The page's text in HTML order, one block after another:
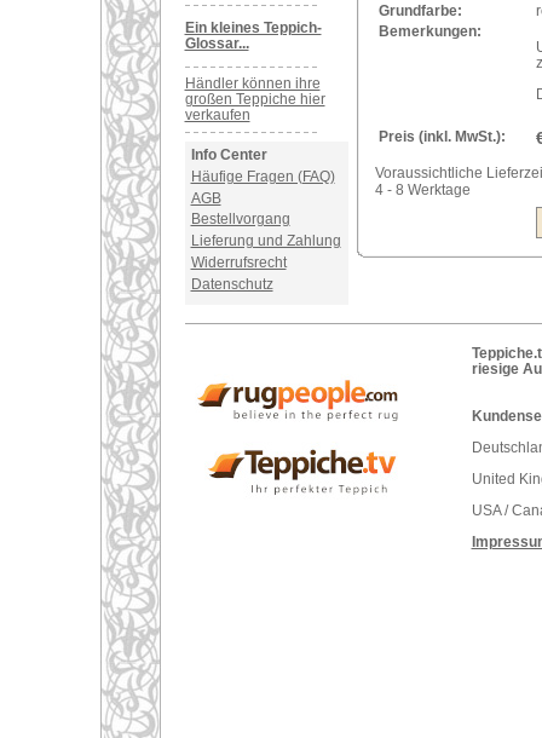
Ein kleines Teppich-
Glossar...
Händler können ihre
großen Teppiche hier
verkaufen
Info Center
Häufige Fragen (FAQ)
AGB
Bestellvorgang
Lieferung und Zahlung
Widerrufsrecht
Datenschutz
Grundfarbe:
Bemerkungen:
Preis (inkl. MwSt.):
Voraussichtliche
4 - 8 Werktage
riesige
United
USA /